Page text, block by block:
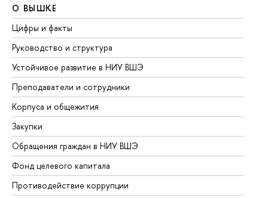
О ВЫШКЕ
Цифры и факты
Руководство и структура
Устойчивое развитие в НИУ ВШЭ
Преподаватели и сотрудники
Корпуса и общежития
Закупки
Обращения граждан в НИУ ВШЭ
Фонд целевого капитала
Противодействие коррупции